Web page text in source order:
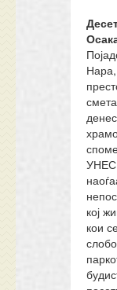
кој
кои